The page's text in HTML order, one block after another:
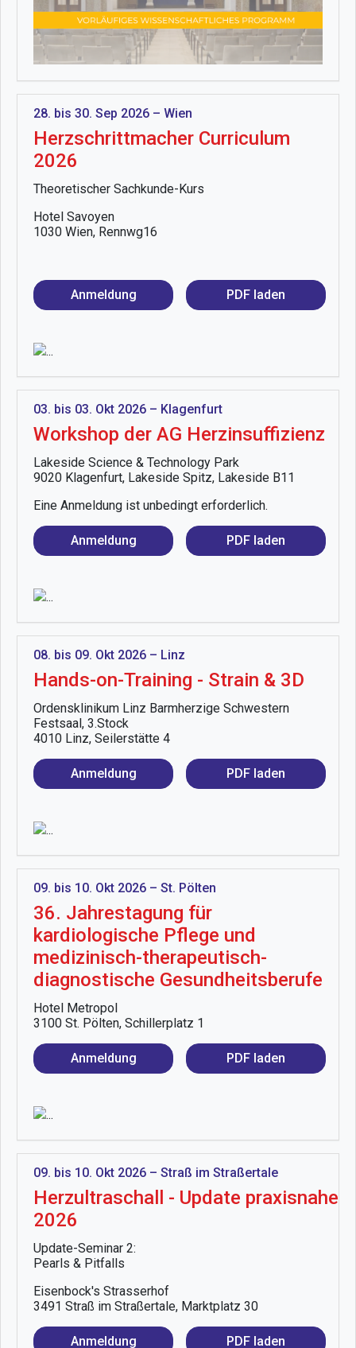
28. bis 30. Sep 2026 – Wien
Herzschrittmacher Curriculum
2026
Theoretischer Sachkunde-Kurs
Hotel Savoyen
1030 Wien, Rennwg16
Anmeldung PDF laden
03. bis 03. Okt 2026 – Klagenfurt
Workshop der AG Herzinsuffizienz
Lakeside Science & Technology Park
9020 Klagenfurt, Lakeside Spitz, Lakeside B11
Eine Anmeldung ist unbedingt erforderlich.
Anmeldung PDF laden
08. bis 09. Okt 2026 – Linz
Hands-on-Training - Strain & 3D
Ordensklinikum Linz Barmherzige Schwestern
Festsaal, 3.Stock
4010 Linz, Seilerstätte 4
Anmeldung PDF laden
09. bis 10. Okt 2026 – St. Pölten
36. Jahrestagung für
kardiologische Pflege und
medizinisch-therapeutisch-
diagnostische Gesundheitsberufe
Hotel Metropol
3100 St. Pölten, Schillerplatz 1
Anmeldung PDF laden
09. bis 10. Okt 2026 – Straß im Straßertale
Herzultraschall - Update praxisnahe
2026
Update-Seminar 2:
Pearls & Pitfalls
Eisenbock's Strasserhof
3491 Straß im Straßertale, Marktplatz 30
Anmeldung PDF laden